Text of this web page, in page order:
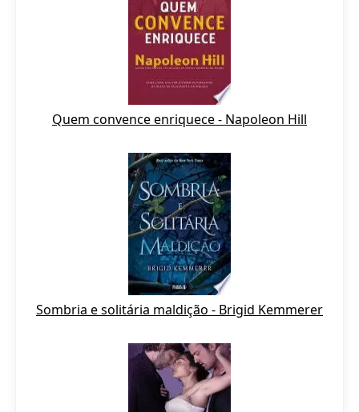
Quem convence enriquece - Napoleon Hill
Sombria e solitária maldição - Brigid Kemmerer